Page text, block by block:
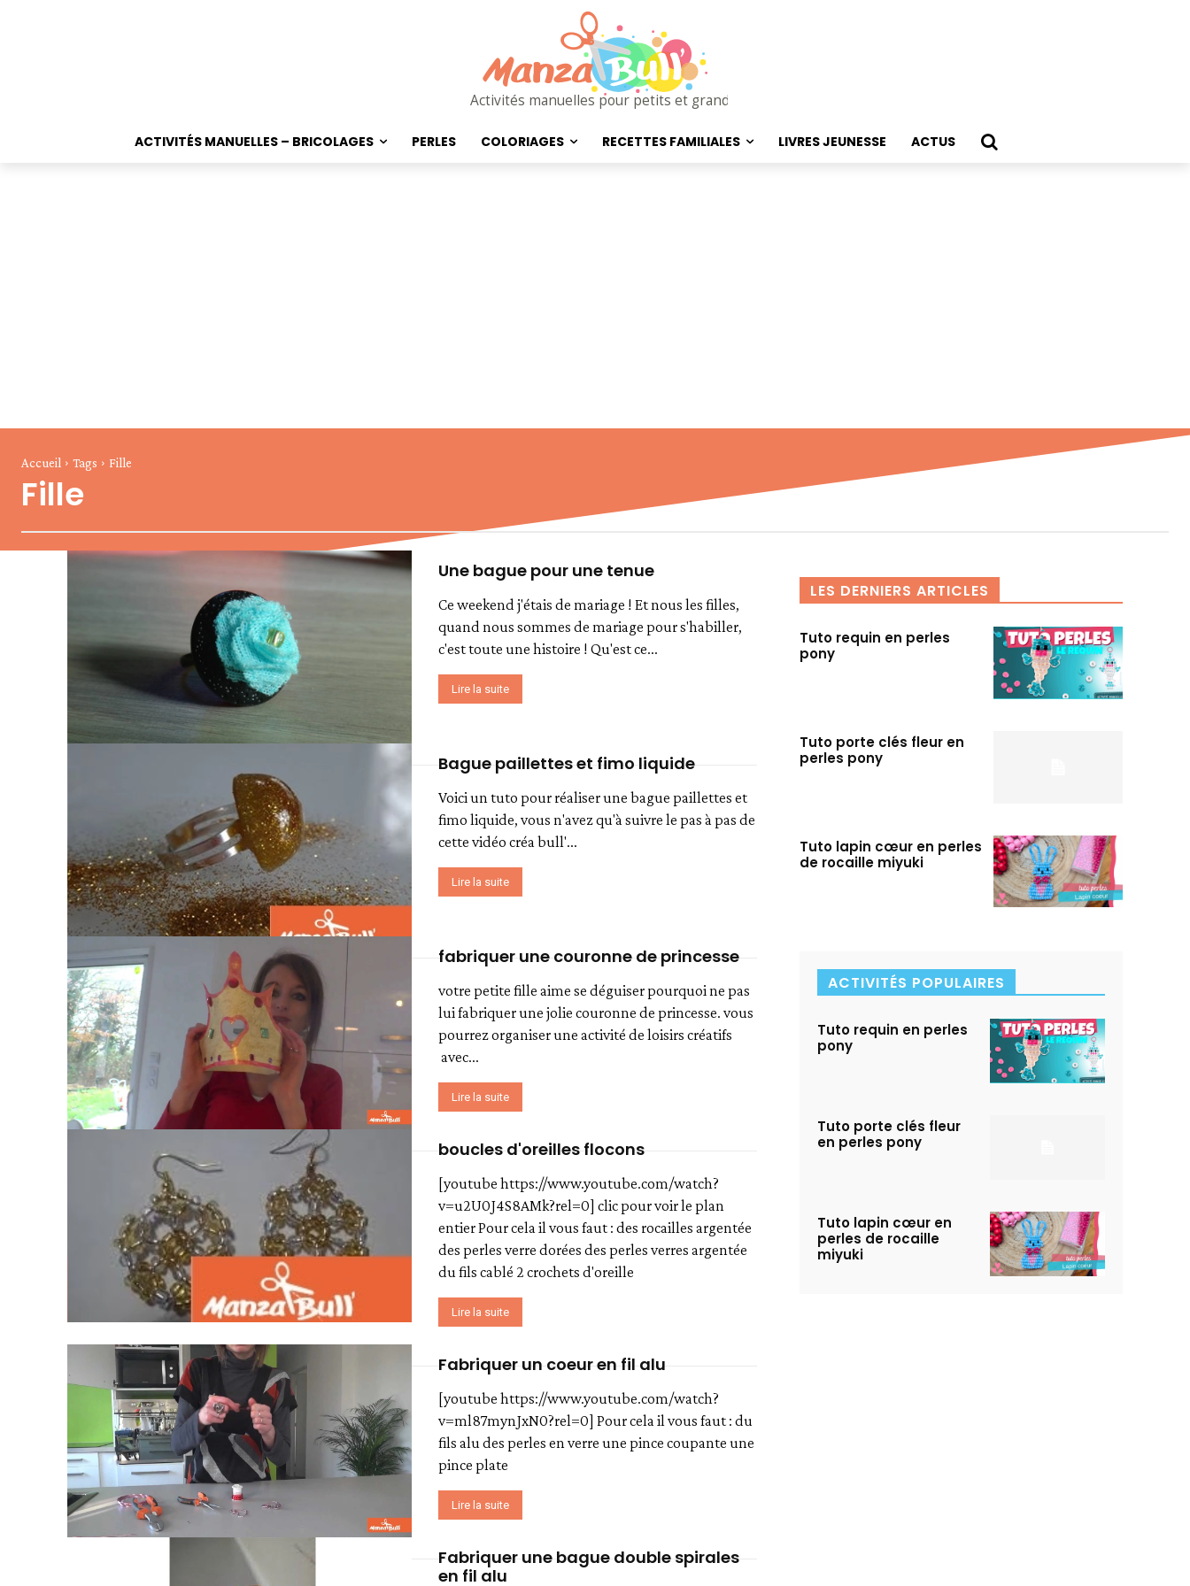
Activités manuelles pour petits et grands
ACTIVITÉS MANUELLES – BRICOLAGES PERLES COLORIAGES RECETTES FAMILIALES LIVRES JEUNESSE ACTUS
Accueil Tags Fille
Fille
Une bague pour une tenue
Ce weekend j'étais de mariage ! Et nous les filles,
quand nous sommes de mariage pour s'habiller,
c'est toute une histoire ! Qu'est ce...
Lire la suite
Bague paillettes et fimo liquide
Voici un tuto pour réaliser une bague paillettes et
fimo liquide, vous n'avez qu'à suivre le pas à pas de
cette vidéo créa bull'...
Lire la suite
fabriquer une couronne de princesse
votre petite fille aime se déguiser pourquoi ne pas
lui fabriquer une jolie couronne de princesse. vous
pourrez organiser une activité de loisirs créatifs
avec...
Lire la suite
boucles d'oreilles flocons
[youtube https://www.youtube.com/watch?
v=u2U0J4S8AMk?rel=0] clic pour voir le plan
entier Pour cela il vous faut : des rocailles argentée
des perles verre dorées des perles verres argentée
du fils cablé 2 crochets d'oreille
Lire la suite
Fabriquer un coeur en fil alu
[youtube https://www.youtube.com/watch?
v=ml87mynJxN0?rel=0] Pour cela il vous faut : du
fils alu des perles en verre une pince coupante une
pince plate
Lire la suite
Fabriquer une bague double spirales
en fil alu
LES DERNIERS ARTICLES
Tuto requin en perles
pony
Tuto porte clés fleur en
perles pony
Tuto lapin cœur en perles
de rocaille miyuki
ACTIVITÉS POPULAIRES
Tuto requin en perles
pony
Tuto porte clés fleur
en perles pony
Tuto lapin cœur en
perles de rocaille
miyuki